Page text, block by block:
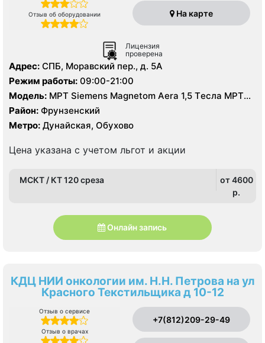
Отзыв об оборудовании На карте
Лицензия
проверена
Адрес: СПБ, Моравский пер., д. 5А
Режим работы: 09:00-21:00
Модель: МРТ Siemens Magnetom Aera 1,5 Tесла МРТ
GE Signa Excite HD 1,5 Tесла, МСКТ Philips Brilliance
64-среза МСКТ Philips Ingenuity 128-срезов, УЗИ
экспертного класса, цифровой рентген
Район: Фрунзенский
Метро: Дунайская, Обухово
Цена указана с учетом льгот и акции
МСКТ / КТ 120 среза
от 4600
p.
Онлайн запись
КДЦ НИИ онкологии им. Н.Н. Петрова на ул
Красного Текстильщика д 10-12
Отзыв о сервисе
Отзыв о врачах
+7(812)209-29-49